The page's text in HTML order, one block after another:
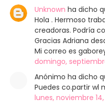
Unknown ha dicho
Hola . Hermoso
creadoras. Podría
Gracias Adriana
Mi correo es
domingo,
Anónimo ha dicho
Puedes co.partir wl
lunes, noviembre 14,